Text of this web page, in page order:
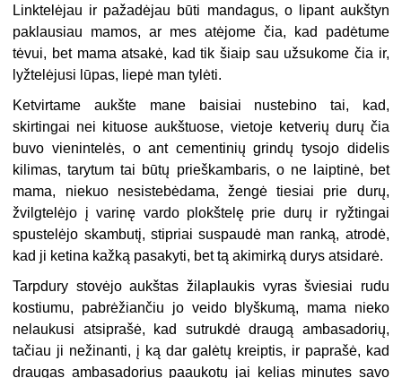
Linktelėjau ir pažadėjau būti mandagus, o lipant aukštyn
paklausiau mamos, ar mes atėjome čia, kad padėtume
tėvui, bet mama atsakė, kad tik šiaip sau užsukome čia ir,
lyžtelėjusi lūpas, liepė man tylėti.
Ketvirtame aukšte mane baisiai nustebino tai, kad,
skirtingai nei kituose aukštuose, vietoje ketverių durų čia
buvo vienintelės, o ant cementinių grindų tysojo didelis
kilimas, tarytum tai būtų prieškambaris, o ne laiptinė, bet
mama, niekuo nesistebėdama, žengė tiesiai prie durų,
žvilgtelėjo į varinę vardo plokštelę prie durų ir ryžtingai
spustelėjo skambutį, stipriai suspaudė man ranką, atrodė,
kad ji ketina kažką pasakyti, bet tą akimirką durys atsidarė.
Tarpdury stovėjo aukštas žilaplaukis vyras šviesiai rudu
kostiumu, pabrėžiančiu jo veido blyškumą, mama nieko
nelaukusi atsiprašė, kad sutrukdė draugą ambasadorių,
tačiau ji nežinanti, į ką dar galėtų kreiptis, ir paprašė, kad
draugas ambasadorius paaukotų jai kelias minutes savo